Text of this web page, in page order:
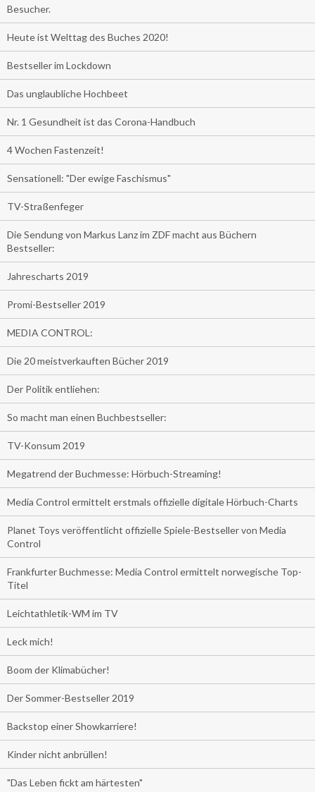
Besucher.
Heute ist Welttag des Buches 2020!
Bestseller im Lockdown
Das unglaubliche Hochbeet
Nr. 1 Gesundheit ist das Corona-Handbuch
4 Wochen Fastenzeit!
Sensationell: "Der ewige Faschismus"
TV-Straßenfeger
Die Sendung von Markus Lanz im ZDF macht aus Büchern
Bestseller:
Jahrescharts 2019
Promi-Bestseller 2019
MEDIA CONTROL:
Die 20 meistverkauften Bücher 2019
Der Politik entliehen:
So macht man einen Buchbestseller:
TV-Konsum 2019
Megatrend der Buchmesse: Hörbuch-Streaming!
Media Control ermittelt erstmals offizielle digitale Hörbuch-Charts
Planet Toys veröffentlicht offizielle Spiele-Bestseller von Media
Control
Frankfurter Buchmesse: Media Control ermittelt norwegische Top-
Titel
Leichtathletik-WM im TV
Leck mich!
Boom der Klimabücher!
Der Sommer-Bestseller 2019
Backstop einer Showkarriere!
Kinder nicht anbrüllen!
"Das Leben fickt am härtesten"